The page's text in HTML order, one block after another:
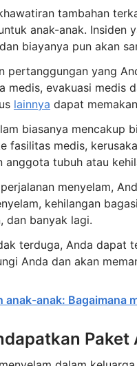
tambahan
anak-anak.
biayanya pun akan
pertanggungan yang
medis, evakuasi medis
lainnya dapat
biasanya mencakup
fasilitas medis,
anggota tubuh atau
menyelam,
kehilangan
dan banyak lagi.
terduga, Anda dapat
Anda dan akan
anak-anak: Bagaimana
Paket